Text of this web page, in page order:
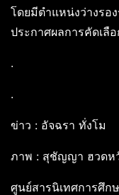
โดยมีตำแหน่งว่างรอ
ประกาศผลการคัดเลื
.
.
ข่าว : อัจฉรา ทั่งโม
ภาพ : สุชัญญา ฮวดห
ศูนย์สารนิเทศการศึก